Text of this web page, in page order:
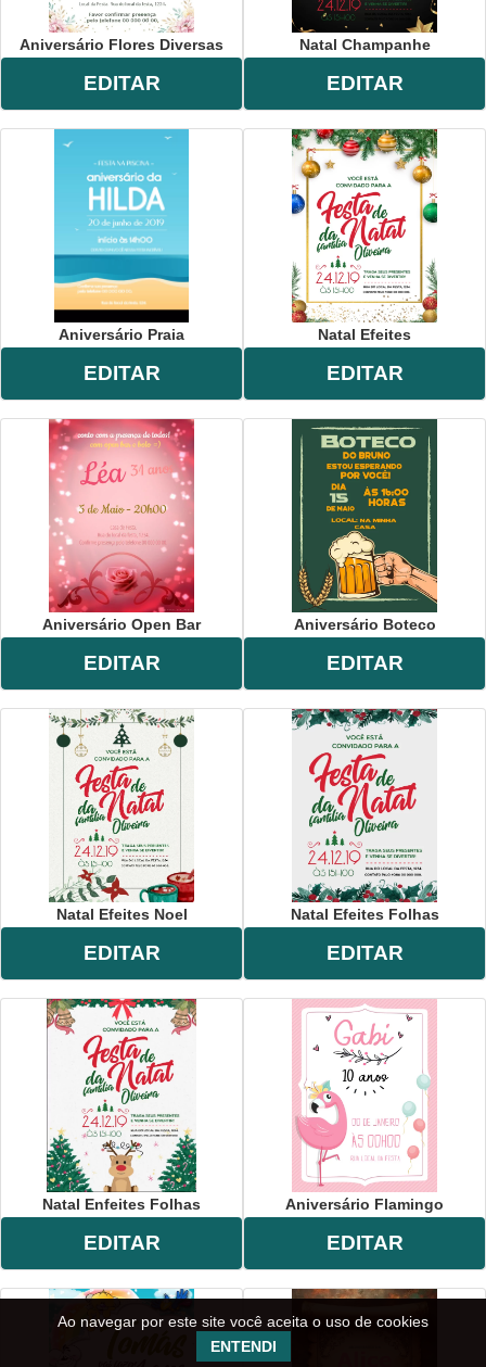
Aniversário Flores Diversas
EDITAR
Natal Champanhe
EDITAR
Aniversário Praia
EDITAR
Natal Efeites
EDITAR
Aniversário Open Bar
EDITAR
Aniversário Boteco
EDITAR
Natal Efeites Noel
EDITAR
Natal Efeites Folhas
EDITAR
Natal Enfeites Folhas
EDITAR
Aniversário Flamingo
EDITAR
Ao navegar por este site você aceita o uso de cookies
ENTENDI